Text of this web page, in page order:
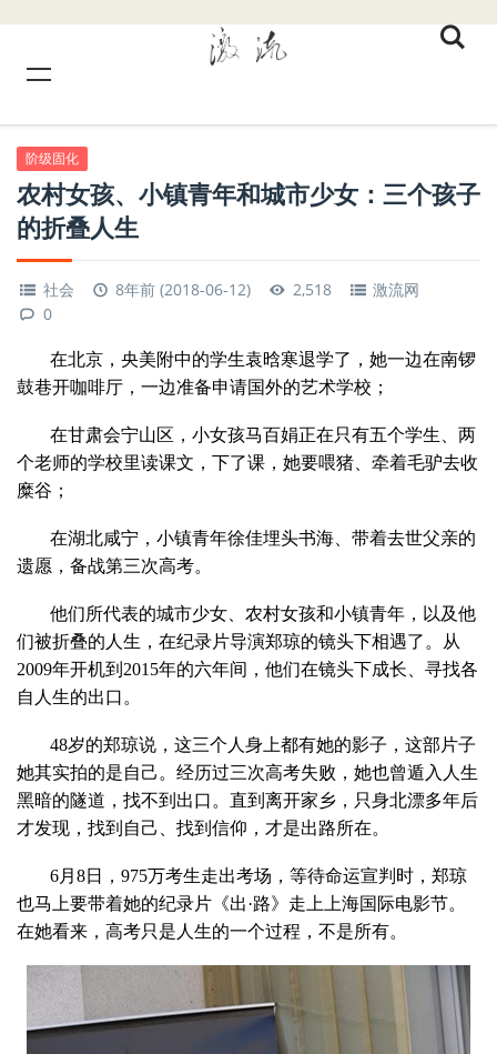
阶级固化
农村女孩、小镇青年和城市少女：三个孩子
的折叠人生
社会 8年前 (2018-06-12) 2,518
激流网
0
在北京，央美附中的学生袁晗寒退学了，她一边在南锣
鼓巷开咖啡厅，一边准备申请国外的艺术学校；
在甘肃会宁山区，小女孩马百娟正在只有五个学生、两
个老师的学校里读课文，下了课，她要喂猪、牵着毛驴去收
糜谷；
在湖北咸宁，小镇青年徐佳埋头书海、带着去世父亲的
遗愿，备战第三次高考。
他们所代表的城市少女、农村女孩和小镇青年，以及他
们被折叠的人生，在纪录片导演郑琼的镜头下相遇了。从
2009年开机到2015年的六年间，他们在镜头下成长、寻找各
自人生的出口。
48岁的郑琼说，这三个人身上都有她的影子，这部片子
她其实拍的是自己。经历过三次高考失败，她也曾遁入人生
黑暗的隧道，找不到出口。直到离开家乡，只身北漂多年后
才发现，找到自己、找到信仰，才是出路所在。
6月8日，975万考生走出考场，等待命运宣判时，郑琼
也马上要带着她的纪录片《出·路》走上上海国际电影节。
在她看来，高考只是人生的一个过程，不是所有。